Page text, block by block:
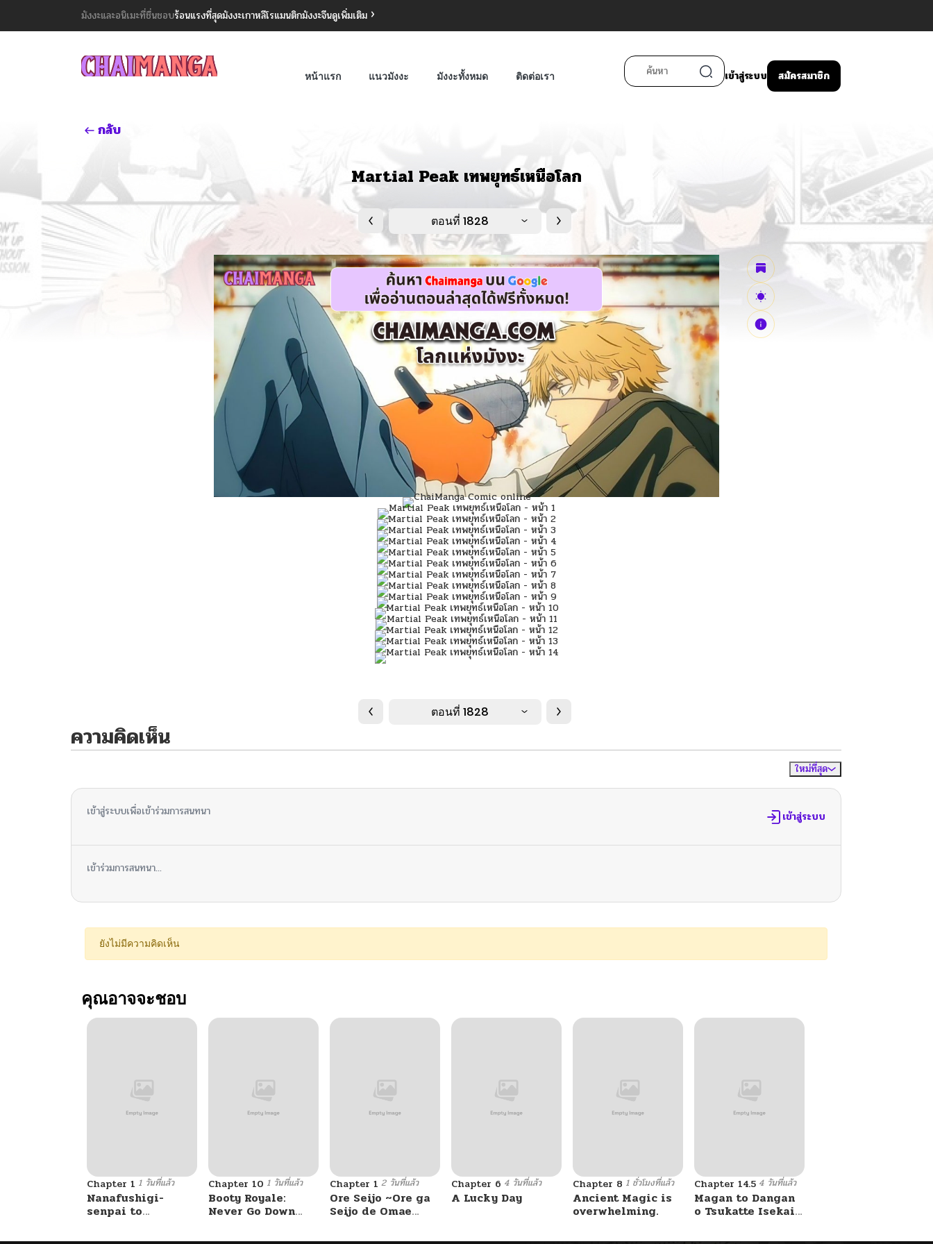
มังงะและอนิเมะที่ชื่นชอบร้อนแรงที่สุดมังงะเกาหลีโรแมนติกมังงะจีนดูเพิ่มเติม
หน้าแรก แนวมังงะ มังงะทั้งหมด ติดต่อเรา เข้าสู่ระบบ สมัครสมาชิก
กลับ
Martial Peak เทพยุทธ์เหนือโลก
ตอนที่ 1828
ตอนที่ 1828
ความคิดเห็น
ใหม่ที่สุด
เข้าสู่ระบบเพื่อเข้าร่วมการสนทนา เข้าสู่ระบบ
เข้าร่วมการสนทนา...
ยังไม่มีความคิดเห็น
คุณอาจจะชอบ
Chapter 1 1 วันที่แล้ว
Nanafushigi-
senpai to
Chapter 10 1 วันที่แล้ว
Booty Royale:
Never Go Down
Chapter 1 2 วันที่แล้ว
Ore Seijo ~Ore ga
Seijo de Omae
Saikyou Tag
Chapter 6 4 วันที่แล้ว
A Lucky Day
Chapter 8 1 ชั่วโมงที่แล้ว
Ancient Magic is
overwhelming.
Chapter 14.5 4 วันที่แล้ว
Magan to Dangan
o Tsukatte Isekai